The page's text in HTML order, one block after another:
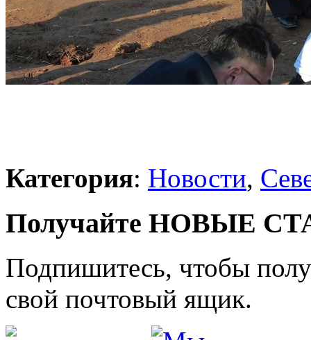
Категория: Новости,
Получайте НОВЫЕ
Подпишитесь, чтобы
свой почтовый ящик.